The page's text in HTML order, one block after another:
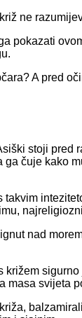
ne
pokazati
A pred
stoji pred
čuje kako
nad
križem
masa svijeta